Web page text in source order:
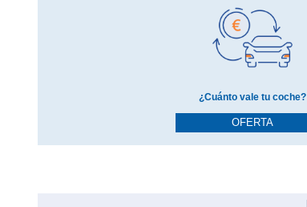
¿Cuánto vale tu coche?
OFERTA